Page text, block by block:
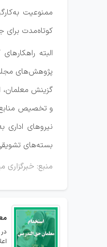
ممنوعیت
کوتاه‌مدت برای
پژوهش‌های مجلس
گزینش معلمان،
و تخصیص منابع
نیروهای
بسته‌های
منبع: خبرگزاری